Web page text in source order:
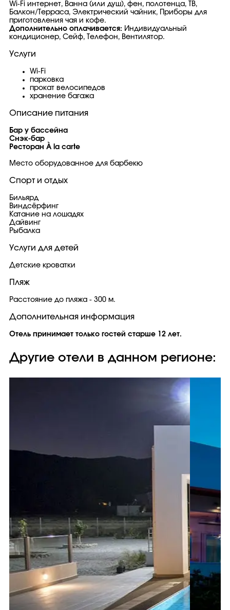
Wi-Fi интернет, Ванна (или душ), фен, полотенца, ТВ,
Балкон/Терраса, Электрический чайник, Приборы для
приготовления чая и кофе.
Дополнительно оплачивается: Индивидуальный
кондиционер, Сейф, Телефон, Вентилятор.
Услуги
Wi-Fi
парковка
прокат велосипедов
хранение багажа
Описание питания
Бар у бассейна
Снэк-бар
Ресторан À la carte
Место оборудованное для барбекю
Спорт и отдых
Бильярд
Виндсёрфинг
Катание на лошадях
Дайвинг
Рыбалка
Услуги для детей
Детские кроватки
Пляж
Расстояние до пляжа - 300 м.
Дополнительная информация
Отель принимает только гостей старше 12 лет.
Другие отели в данном регионе: